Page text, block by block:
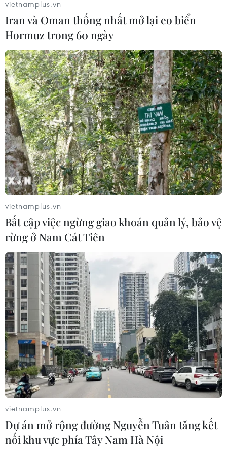
Nigeria: Hơn 100 người bị bắt cóc ở
bang Zamfara
03/08/2026 11:32
Châu Phi tận dụng lợi thế quang điện
cho ngành xe điện
03/08/2026 09:46
Động đất mạnh làm rung chuyển
nhiều khu vực tại Ai Cập
90 người thiệt mạng trong khủng
hoảng di cư tại Ceuta
02/08/2026 23:08
Giao tranh tại Sudan leo thang, hàng
chục dân thường thương vong
31/07/2026 11:24
WTO: Cơ hội lớn để châu Phi tham
gia sâu hơn vào chuỗi giá trị toàn cầu
30/07/2026 15:53
vietnamplus.vn
Iran và Oman thống nhất mở lại eo biển
Hormuz trong 60 ngày
vietnamplus.vn
Bất cập việc ngừng giao khoán quản lý, bảo vệ
rừng ở Nam Cát Tiên
vietnamplus.vn
Dự án mở rộng đường Nguyễn Tuân tăng kết
nối khu vực phía Tây Nam Hà Nội